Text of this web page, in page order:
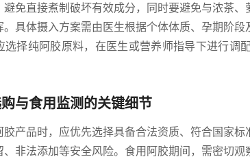
避免直接煮制破坏有效成分，同时要避免与浓茶
。具体摄入方案需由医生根据个体体质、孕期阶
选择纯阿胶原料，在医生或营养师指导下进行调
与食用监测的关键细节
胶产品时，应优先选择具备合法资质、符合国家
、非法添加等安全风险。食用阿胶期间，需密切